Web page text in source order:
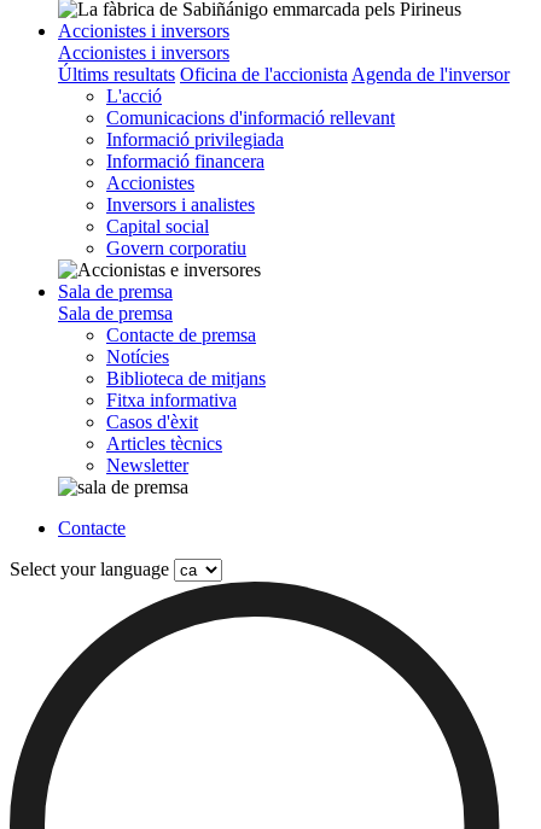
Accionistes i inversors
Accionistes i inversors
Últims resultats Oficina de l'accionista Agenda de l'inversor
L'acció
Comunicacions d'informació rellevant
Informació privilegiada
Informació financera
Accionistes
Inversors i analistes
Capital social
Govern corporatiu
Sala de premsa
Sala de premsa
Contacte de premsa
Notícies
Biblioteca de mitjans
Fitxa informativa
Casos d'èxit
Articles tècnics
Newsletter
Contacte
Select your language